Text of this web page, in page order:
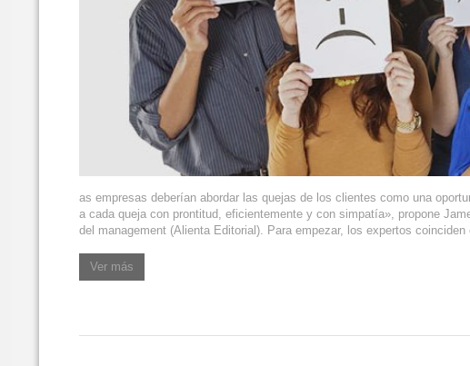
as empresas deberían abordar las quejas de los clientes como una
a cada queja con prontitud, eficientemente y con simpatía», propone
del management (Alienta Editorial). Para empezar, los expertos
Ver más